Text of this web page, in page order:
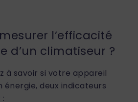
l’efficacité
d’un climatiseur ?
à savoir si votre appareil
énergie, deux indicateurs